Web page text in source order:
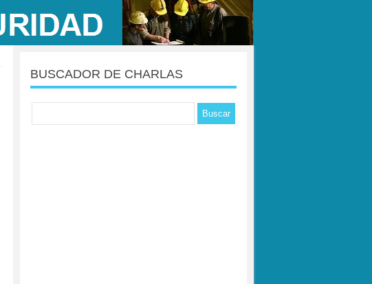
BUSCADOR DE CHARLAS